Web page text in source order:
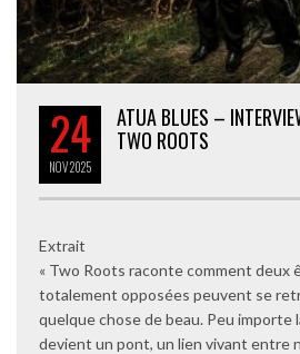
24
NOV2025
ATUA BLUES –
TWO ROOTS
Extrait
« Two Roots raconte comment deux
totalement opposées peuvent se
quelque chose de beau. Peu importe
devient un pont, un lien vivant entre